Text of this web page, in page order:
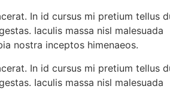
In id cursus mi pretium tellus
Iaculis massa nisl malesuada
nostra inceptos himenaeos.
In id cursus mi pretium tellus
Iaculis massa nisl malesuada